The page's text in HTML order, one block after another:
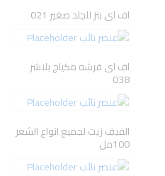
URIAGE
ISIS PHARMA
AXE
Avene
اف اى بنز للجلد صغير 021
اف اى فرشه مكياج بلاشر
038
الفيف زيت لجميع انواع الشعر
100مل